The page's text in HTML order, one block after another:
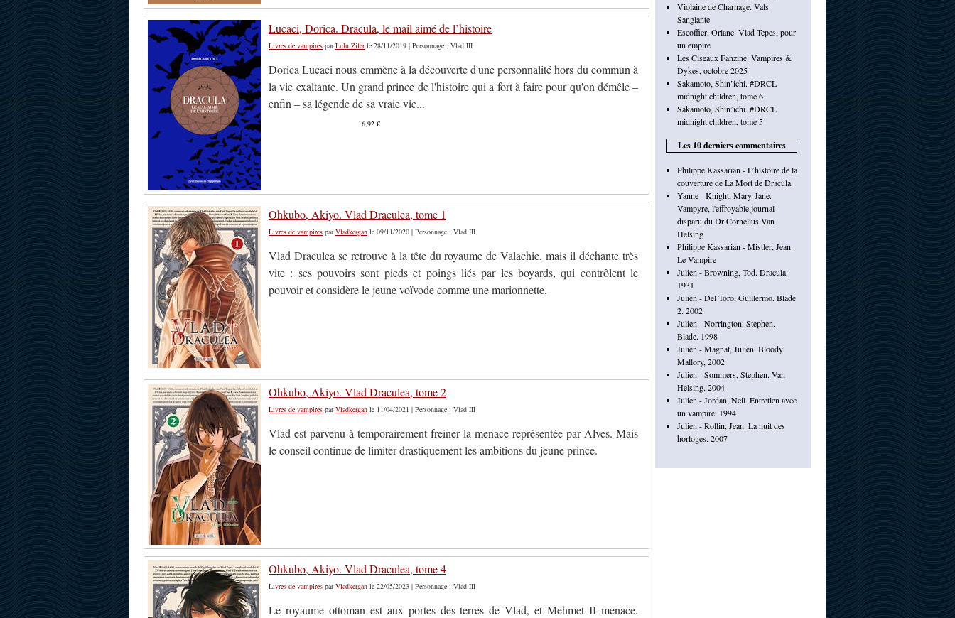
Lucaci, Dorica. Dracula, le mail aimé de l’histoire
Livres de vampires parLulu Ziferle 28/11/2019 | Personnage : Vlad III
Dorica Lucaci nous emmène à la découverte d'une personnalité hors du commun à
la vie exaltante. Un grand prince de l'histoire qui a fort à faire pour qu'on démêle –
enfin – sa légende de sa vraie vie...
16,92 €
Ohkubo, Akiyo. Vlad Draculea, tome 1
Livres de vampires parVladkergan le 09/11/2020 | Personnage : Vlad III
Vlad Draculea se retrouve à la tête du royaume de Valachie, mais il déchante très
vite : ses pouvoirs sont pieds et poings liés par les boyards, qui contrôlent le
pouvoir et considère le jeune voïvode comme une marionnette.
Ohkubo, Akiyo. Vlad Draculea, tome 2
Livres de vampires parVladkergan le 11/04/2021 | Personnage : Vlad III
Vlad est parvenu à temporairement freiner la menace représentée par Alves. Mais
le conseil continue de limiter drastiquement les ambitions du jeune prince.
Ohkubo, Akiyo. Vlad Draculea, tome 4
Livres de vampires parVladkergan le 22/05/2023 | Personnage : Vlad III
Le royaume ottoman est aux portes des terres de Vlad, et Mehmet II menace.
Violaine de Charnage. Vals
Sanglante
Escoffier, Orlane. Vlad Tepes, pour
un empire
Les Ciseaux Fanzine. Vampires &
Dykes, octobre 2025
Sakamoto, Shin’ichi. #DRCL
midnight children, tome 6
Sakamoto, Shin’ichi. #DRCL
midnight children, tome 5
Les 10 derniers commentaires
Philippe Kassarian - L’histoire de la
couverture de La Mort de Dracula
Yanne - Knight, Mary-Jane.
Vampyre, l'effroyable journal
disparu du Dr Cornelius Van
Helsing
Philippe Kassarian - Mistler, Jean.
Le Vampire
Julien - Browning, Tod. Dracula.
1931
Julien - Del Toro, Guillermo. Blade
2. 2002
Julien - Norrington, Stephen.
Blade. 1998
Julien - Magnat, Julien. Bloody
Mallory, 2002
Julien - Sommers, Stephen. Van
Helsing. 2004
Julien - Jordan, Neil. Entretien avec
un vampire. 1994
Julien - Rollin, Jean. La nuit des
horloges. 2007